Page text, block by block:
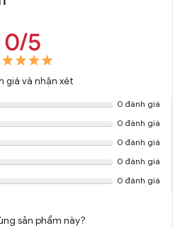
0/5
giá và nhận xét
0 đánh giá
0 đánh giá
0 đánh giá
0 đánh giá
0 đánh giá
sản phẩm này?